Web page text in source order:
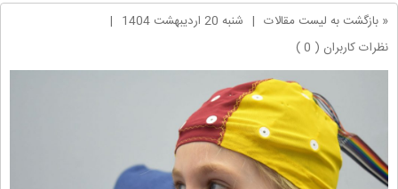
« بازگشت به لیست مقالات | شنبه 20 ارديبهشت 1404
|
نظرات کاربران ( 0 )